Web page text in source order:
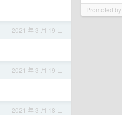
Promoted by
2021 年 3 月 19 日
2021 年 3 月 19 日
2021 年 3 月 18 日